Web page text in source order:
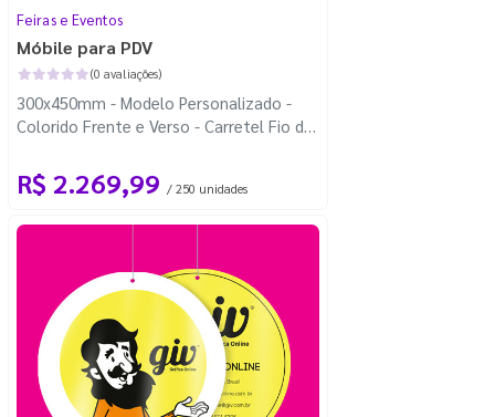
Feiras e Eventos
Móbile para PDV
(0 avaliações)
300x450mm - Modelo Personalizado -
Colorido Frente e Verso - Carretel Fio de
R$ 2.269,99 / 250 unidades